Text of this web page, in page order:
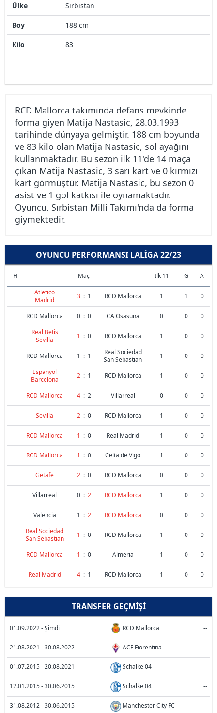
Ülke Sırbistan
Boy 188 cm
Kilo 83
RCD Mallorca takımında defans mevkinde
forma giyen Matija Nastasic, 28.03.1993
tarihinde dünyaya gelmiştir. 188 cm boyunda
ve 83 kilo olan Matija Nastasic, sol ayağını
kullanmaktadır. Bu sezon ilk 11'de 14 maça
çıkan Matija Nastasic, 3 sarı kart ve 0 kırmızı
kart görmüştür. Matija Nastasic, bu sezon 0
asist ve 1 gol katkısı ile oynamaktadır.
Oyuncu, Sırbistan Milli Takımı'nda da forma
giymektedir.
OYUNCU PERFORMANSI LALIGA 22/23
H Maç İlk 11 G
A
Atletico
Madrid
3 : 1 RCD Mallorca 1 1 0
RCD Mallorca 0 : 0 CA Osasuna 0 0
0
Real Betis
Sevilla
1 : 0 RCD Mallorca 1 0 0
RCD Mallorca 1 : 1
Real Sociedad
San Sebastian
1 0
0
Espanyol
Barcelona
2 : 1 RCD Mallorca 1 0 0
RCD Mallorca 4 : 2 Villarreal 0 0 0
Sevilla 2 : 0 RCD Mallorca 1 0 0
RCD Mallorca 1 : 0 Real Madrid 1 0 0
RCD Mallorca 1 : 0 Celta de Vigo 1 0 0
Getafe 2 : 0 RCD Mallorca 0 0 0
Villarreal 0 : 2 RCD Mallorca 1 0 0
Valencia 1 : 2 RCD Mallorca 0 0
0
Real Sociedad
San Sebastian
1 : 0 RCD Mallorca 1 0 0
RCD Mallorca 1 : 0 Almeria 1 0 0
Real Madrid 4 : 1 RCD Mallorca 1 0 0
TRANSFER GEÇMIŞI
01.09.2022 - Şimdi RCD Mallorca --
21.08.2021 - 30.08.2022 ACF Fiorentina --
01.07.2015 - 20.08.2021 Schalke 04 --
12.01.2015 - 30.06.2015 Schalke 04 --
31.08.2012 - 30.06.2015 Manchester City FC --